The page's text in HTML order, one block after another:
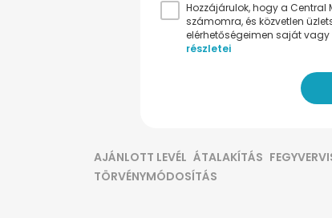
Hozzájárulok, hogy a Central
számomra, és közvetlen
elérhetőségeimen saját
részletei
AJÁNLOTT LEVÉL ÁTALAKÍTÁS
TÖRVÉNYMÓDOSÍTÁS